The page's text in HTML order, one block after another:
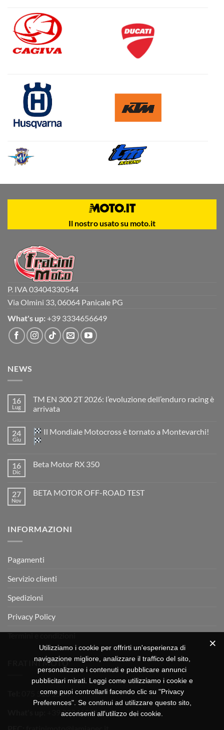
Il nostro usato su moto.it
P. IVA 03404330544
Via Olmini 33, 06064 Panicale PG
What's up: +39 3334656649
NEWS
16
Lug
TM EN 300 2T 2026: l’evoluzione dell’enduro racing è
arrivata
su
TM
EN
2026:
è
arrivata
24
Giu
Il Mondiale Motocross è tornato a Montevarchi!
su
Motocross
è
16
Dic
Beta Motor RX 350
Beta
27
Nov
BETA MOTOR OFF-ROAD TEST
MOTOR
INFORMAZIONI
Pagamenti
Servizio clienti
Spedizioni
Privacy Policy
Termini e condizioni
FRATINI MOTO
075 518 1504
+39 3334656649
Utilizziamo i cookie per offrirti un'esperienza di
navigazione migliore, analizzare il traffico del sito,
personalizzare i contenuti e pubblicare annunci
pubblicitari mirati. Leggi come utilizziamo i cookie e
come puoi controllarli facendo clic su "Privacy
Preferences". Se continui ad utilizzare questo sito,
acconsenti all'utilizzo dei cookie.